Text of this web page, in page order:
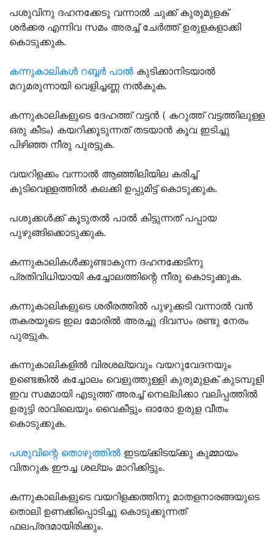
പശുവിനു ദഹനക്കേടു വന്നാല്‍ ചുക്ക് കുരുമുളക്
ശര്‍ക്കര എന്നിവ സമം അരച്ച് ചേര്‍ത്ത് ഉരുളകളാക്കി
കൊടുക്കുക.
കന്നുകാലികള്‍ റബ്ബര്‍ പാല്‍ കുടിക്കാനിടയാല്‍
മറുമരുന്നായി വെളിച്ചണ്ണ നല്‍കുക.
കന്നുകാലികളുടെ ദേഹത്ത് വട്ടന്‍ ( കറുത്ത് വട്ടത്തിലുള്ള
ഒരു കീടം) കയറിക്കൂടുന്നത് തടയാന്‍ കൂവ ഇടിച്ചു
പിഴിഞ്ഞ നീരു പുരട്ടുക.
വയറിളക്കം വന്നാല്‍ ആഞ്ഞിലിയില കരിച്ച്
കുടിവെള്ളത്തില്‍ കലക്കി ഉപ്പുമിട്ട് കൊടുക്കുക.
പശുക്കള്‍ക്ക് കൂടുതല്‍ പാല്‍ കിട്ടുന്നത് പപ്പായ
പുഴുങ്ങിക്കൊടുക്കുക.
കന്നുകാലികള്‍ക്കുണ്ടാകുന്ന ദഹനക്കേടിനു
പ്രതിവിധിയായി കച്ചോലത്തിന്റെ നീരു കൊടുക്കുക.
കന്നുകാലികളുടെ ശരീരത്തില്‍ പുഴുക്കടി വന്നാല്‍ വന്‍
തകരയുടെ ഇല മോരില്‍ അരച്ചു ദിവസം രണ്ടു നേരം
പുരട്ടുക.
കന്നുകാലികളില്‍ വിരശല്യവും വയറുവേദനയും
ഉണ്ടെങ്കില്‍ കച്ചോലം വെളുത്തുള്ളി കുരുമുളക് കുടമ്പുളി
ഇവ സമമായി എടുത്ത് അരച്ച് നെല്ലിക്കാ വലിപ്പത്തില്‍
ഉരുട്ടി രാവിലെയും വൈകീട്ടും ഓരോ ഉരുള വീതം
കൊടുക്കുക.
പശുവിന്റെ തൊഴുത്തില്‍ ഇടയ്ക്കിടയ്ക്കു കുമ്മായം
വിതറുക ഈച്ച ശല്യം മാറിക്കിട്ടും.
കന്നുകാലികളുടെ വയറിളക്കത്തിനു മാതളനാരങ്ങയുടെ
തൊലി ഉണക്കിപ്പൊടിച്ചു കൊടുക്കുന്നത്
ഫലപ്രദമായിരിക്കും.